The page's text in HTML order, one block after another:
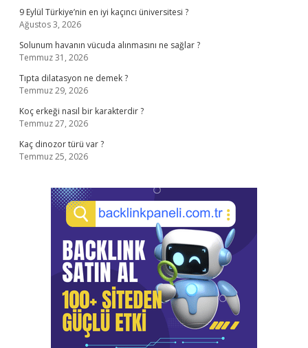
9 Eylül Türkiye’nin en iyi kaçıncı üniversitesi ?
Ağustos 3, 2026
Solunum havanın vücuda alınmasını ne sağlar ?
Temmuz 31, 2026
Tıpta dilatasyon ne demek ?
Temmuz 29, 2026
Koç erkeği nasıl bir karakterdir ?
Temmuz 27, 2026
Kaç dinozor türü var ?
Temmuz 25, 2026